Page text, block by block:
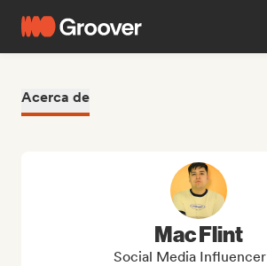
Acerca de
Mac Flint
Social Media Influencer